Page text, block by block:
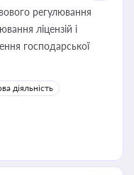
регулювання
ліцензій і
господарської
діяльність